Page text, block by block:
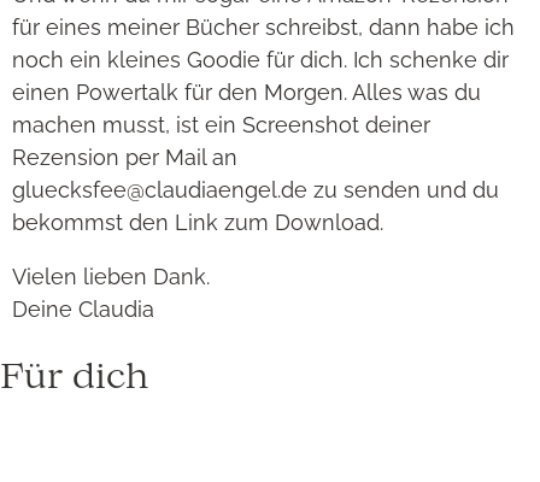
für eines meiner Bücher schreibst, dann habe ich
noch ein kleines Goodie für dich. Ich schenke dir
einen Powertalk für den Morgen. Alles was du
machen musst, ist ein Screenshot deiner
Rezension per Mail an
gluecksfee@claudiaengel.de zu senden und du
bekommst den Link zum Download.
Vielen lieben Dank.
Deine Claudia
Für dich